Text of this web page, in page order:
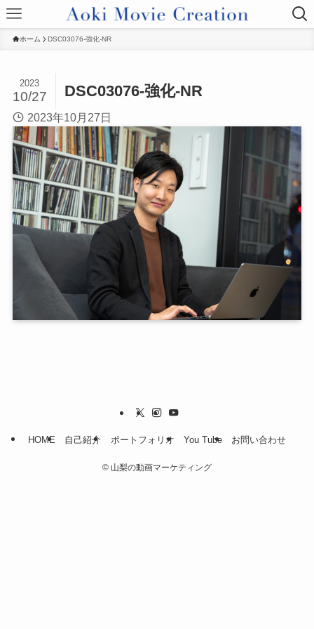
ホーム DSC03076-強化-NR
DSC03076-強化-NR
2023
10/27
2023年10月27日
HOME 自己紹介 ポートフォリオ You Tube お問い合わせ
© 山梨の動画マーケティング